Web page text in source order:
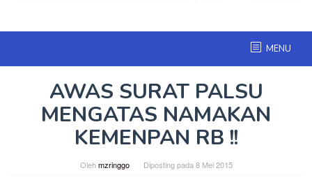
MENU
AWAS SURAT PALSU
MENGATAS NAMAKAN
KEMENPAN RB !!
Olehmzringgo Diposting pada 8 Mei 2015